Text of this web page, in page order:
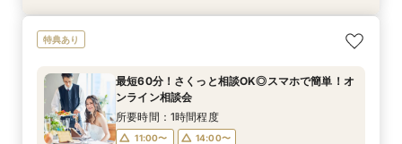
8/11(火)
【マイナビ限定：お盆BIGフェア】１件におすす
め：人気No.1!豪華無料試食×最大100万相当特典
所要時間：3時間程度
14:00〜
17:30〜
8/11(火)
＼料理重視の方へ／最高グレードへUP特典付◎
9:00〜
14:00〜
17:30〜
8/11(火)
9:00〜
14:00〜
17:30〜
8/11(火)
＼駅直結＆ワンフロア貸切／持込OK×自由度◎贅
9:00〜
14:00〜
17:30〜
8/11(火)
9:00〜
14:00〜
17:30〜
8/11(火)
＼1件目来館特典有／贅沢試食付◆見積もり＆日
9:00〜
14:00〜
17:30〜
特典あり
最短60分！さくっと相談OK◎スマホで簡単！オ
ンライン相談会
所要時間：1時間程度
11:00〜
14:00〜